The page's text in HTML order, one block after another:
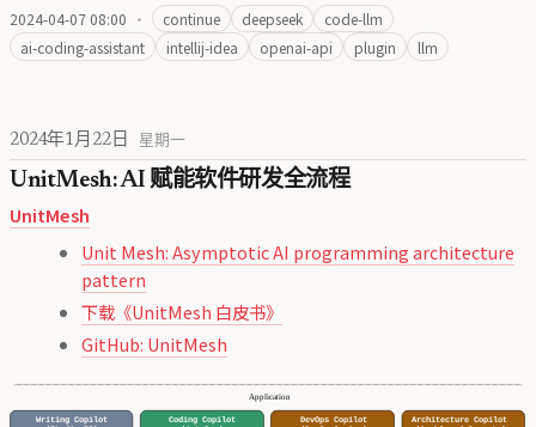
2024-04-07 08:00 · continue deepseek
code-llm
ai-coding-assistant
intellij-idea openai-api plugin llm
2024年1月22日 星期一
UnitMesh: AI 赋能软件研发全流程
UnitMesh
Unit Mesh: Asymptotic AI programming architecture
pattern
下载《UnitMesh 白皮书》
GitHub: UnitMesh